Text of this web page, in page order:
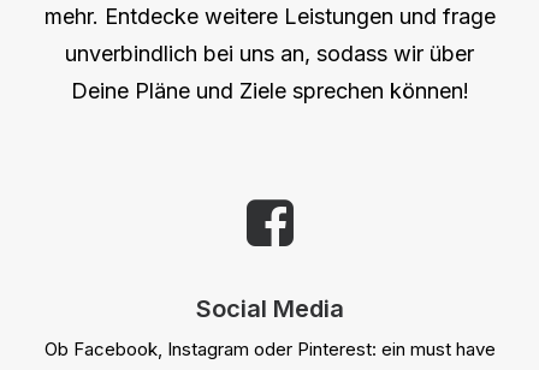
mehr. Entdecke weitere Leistungen und frage
unverbindlich bei uns an, sodass wir über
Deine Pläne und Ziele sprechen können!
Social Media
Ob Facebook, Instagram oder Pinterest: ein must have